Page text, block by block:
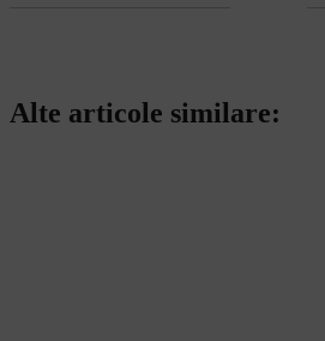
Alte articole similare: